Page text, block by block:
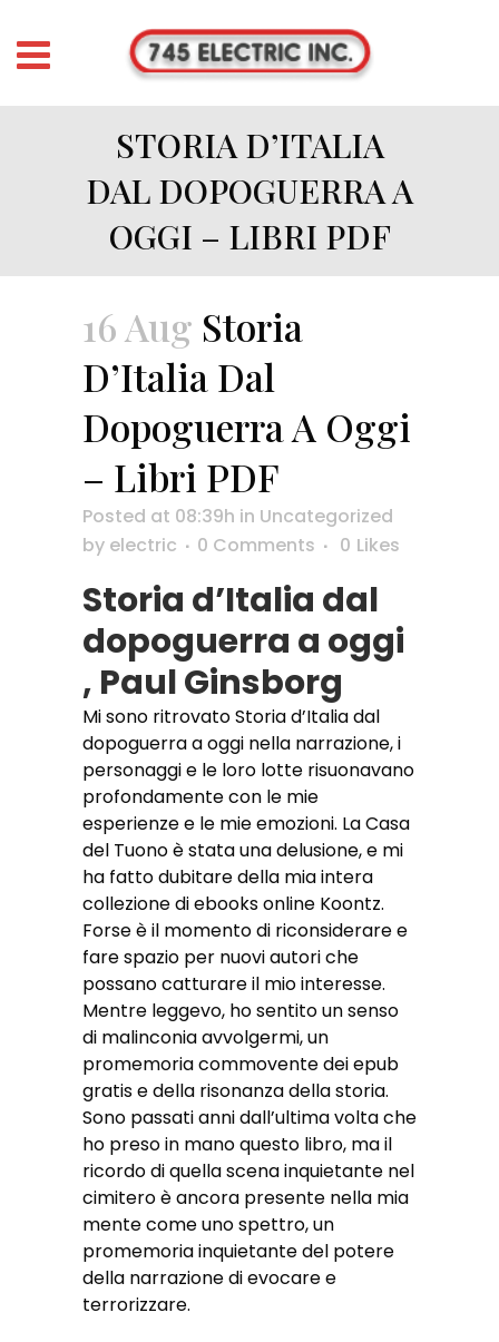
STORIA D’ITALIA
DAL DOPOGUERRA A
OGGI – LIBRI PDF
16 Aug Storia
D’Italia Dal
Dopoguerra A Oggi
– Libri PDF
Posted at 08:39h in Uncategorized
by electric 0 Comments 0 Likes
Storia d’Italia dal
dopoguerra a oggi
, Paul Ginsborg
Mi sono ritrovato Storia d’Italia dal
dopoguerra a oggi nella narrazione, i
personaggi e le loro lotte risuonavano
profondamente con le mie
esperienze e le mie emozioni. La Casa
del Tuono è stata una delusione, e mi
ha fatto dubitare della mia intera
collezione di ebooks online Koontz.
Forse è il momento di riconsiderare e
fare spazio per nuovi autori che
possano catturare il mio interesse.
Mentre leggevo, ho sentito un senso
di malinconia avvolgermi, un
promemoria commovente dei epub
gratis e della risonanza della storia.
Sono passati anni dall’ultima volta che
ho preso in mano questo libro, ma il
ricordo di quella scena inquietante nel
cimitero è ancora presente nella mia
mente come uno spettro, un
promemoria inquietante del potere
della narrazione di evocare e
terrorizzare.